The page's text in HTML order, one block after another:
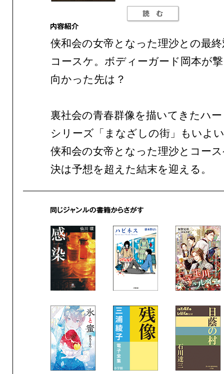
侠和会の女帝となった理沙との最
コースケ。ボディーガード岡本が
向かった先は？
裏社会の青春群像を描いてきたハ
シリーズ「まなざしの街」もいよ
侠和会の女帝となった理沙とコー
決は予想を超えた結末を迎える。